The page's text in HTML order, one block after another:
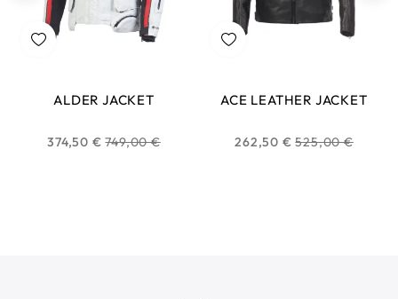
ALDER JACKET
374,50 € Prix
749,00 €
ACE LEATHER JACKET
262,50 € Prix
525,00 €